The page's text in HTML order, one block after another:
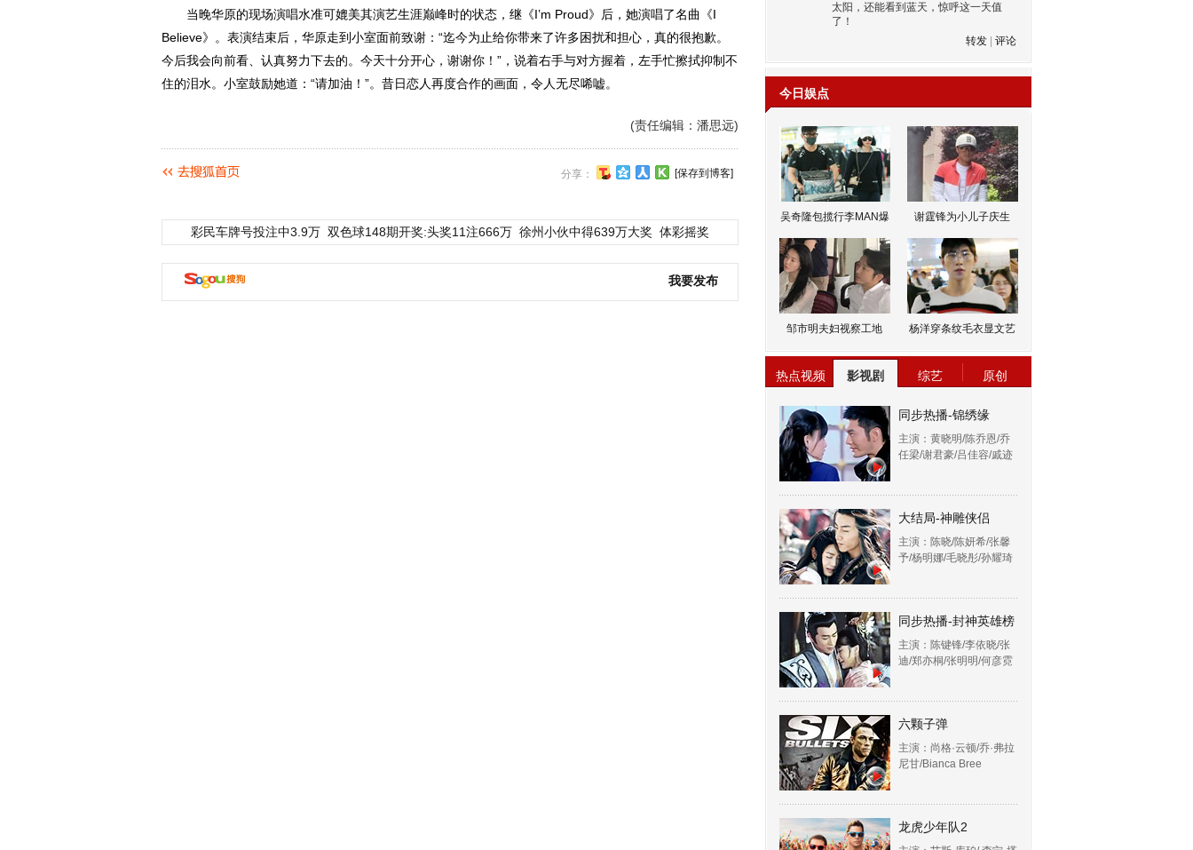
当晚华原的现场演唱水准可媲美其演艺生涯巅峰时的状态，继《I’m Proud》后，她演唱了名曲《I
Believe》。表演结束后，华原走到小室面前致谢：“迄今为止给你带来了许多困扰和担心，真的很抱歉。
今后我会向前看、认真努力下去的。今天十分开心，谢谢你！”，说着右手与对方握着，左手忙擦拭抑制不
住的泪水。小室鼓励她道：“请加油！”。昔日恋人再度合作的画面，令人无尽唏嘘。
(责任编辑：潘思远)
分享： [保存到博客]
彩民车牌号投注中3.9万 双色球148期开奖:头奖11注666万 徐州小伙中得639万大奖 体彩摇奖
我要发布
太阳，还能看到蓝天，惊呼这一天值
了！
转发
评论
今日娱点
吴奇隆包揽行李MAN爆 谢霆锋为小儿子庆生
邹市明夫妇视察工地 杨洋穿条纹毛衣显文艺
热点视频 影视剧 综艺 原创
同步热播-锦绣缘
主演：黄晓明/陈乔恩/乔
任梁/谢君豪/吕佳容/戚迹
大结局-神雕侠侣
主演：陈晓/陈妍希/张馨
予/杨明娜/毛晓彤/孙耀琦
同步热播-封神英雄榜
主演：陈键锋/李依晓/张
迪/郑亦桐/张明明/何彦霓
六颗子弹
主演：尚格·云顿/乔·弗拉
尼甘/Bianca Bree
龙虎少年队2